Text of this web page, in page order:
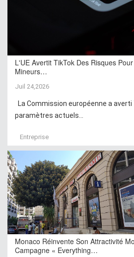
L'UE Avertit TikTok Des Risques
Mineurs…
Juil 24,2026
La Commission européenne a averti
paramètres actuels...
Entreprise
Monaco Réinvente Son Attractivité
Campagne « Everything…